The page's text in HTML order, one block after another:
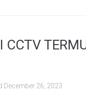
December 26, 2023